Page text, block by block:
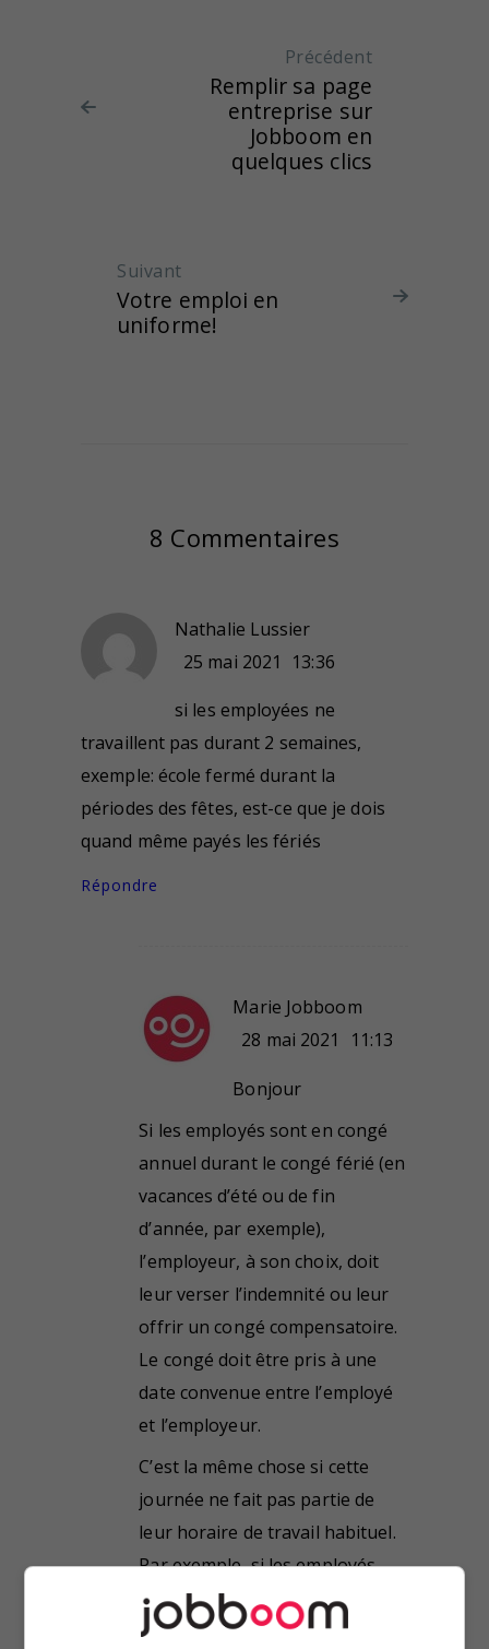
Précédent
Remplir sa page
entreprise sur
Jobboom en
quelques clics
Suivant
Votre emploi en
uniforme!
8 Commentaires
Nathalie Lussier
25 mai 2021
13:36
si les employées ne
travaillent pas durant 2 semaines,
exemple: école fermé durant la
périodes des fêtes, est-ce que je dois
quand même payés les fériés
Répondre
Marie Jobboom
28 mai 2021
11:13
Bonjour
Si les employés sont en congé
annuel durant le congé férié (en
vacances d’été ou de fin
d’année, par exemple),
l’employeur, à son choix, doit
leur verser l’indemnité ou leur
offrir un congé compensatoire.
Le congé doit être pris à une
date convenue entre l’employé
et l’employeur.
C’est la même chose si cette
journée ne fait pas partie de
leur horaire de travail habituel.
Par exemple, si les employés
travaillent du mardi au vendredi,
ils auront droit à un congé